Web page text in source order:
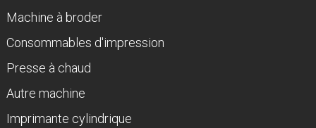
Machine à broder
Consommables d'impression
Presse à chaud
Autre machine
Imprimante cylindrique